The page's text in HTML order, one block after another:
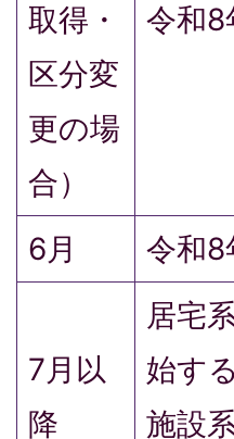
取得・
区分変
更の場
合）
令和8
6月 令和8
7月以
降
居宅
始す
施設